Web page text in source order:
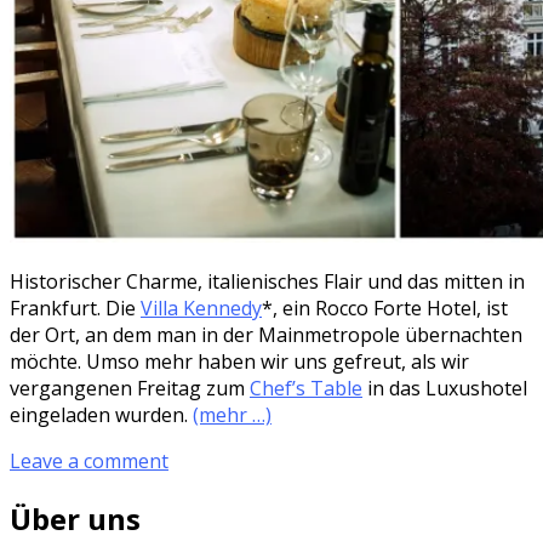
Historischer Charme, italienisches Flair und das mitten in
Frankfurt. Die Villa Kennedy*, ein Rocco Forte Hotel, ist
der Ort, an dem man in der Mainmetropole übernachten
möchte. Umso mehr haben wir uns gefreut, als wir
vergangenen Freitag zum Chef’s Table in das Luxushotel
eingeladen wurden. (mehr …)
Leave a comment
Über uns